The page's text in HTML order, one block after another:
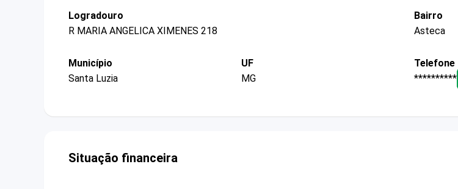
Logradouro
R MARIA ANGELICA XIMENES 218
Bairro
Asteca
Município
Santa Luzia
UF
MG
Telefone
**********
Situação financeira